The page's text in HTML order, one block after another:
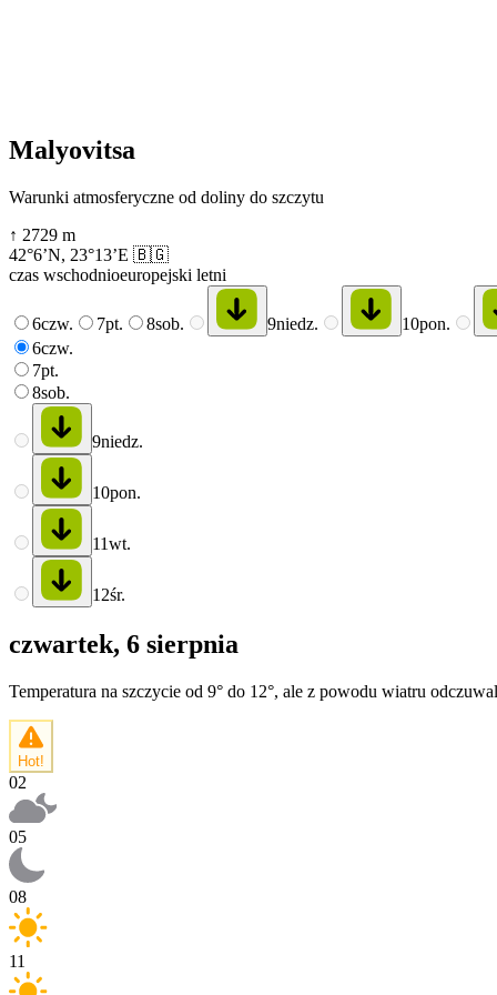
Malyovitsa
Warunki atmosferyczne od doliny do szczytu
↑ 2729 m
42°6’N, 23°13’E 🇧🇬
czas wschodnioeuropejski letni
6czw. 7pt. 8sob. 9niedz. 10pon.
6czw.
7pt.
8sob.
9niedz.
10pon.
11wt.
12śr.
czwartek, 6 sierpnia
Temperatura na szczycie od 9° do 12°, ale z powodu wiatru
Hot!
02
05
08
11